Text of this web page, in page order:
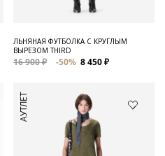
ЛЬНЯНАЯ ФУТБОЛКА С КРУГЛЫМ
ВЫРЕЗОМ THIRD
16 900 ₽ -50% 8 450 ₽
АУТЛЕТ